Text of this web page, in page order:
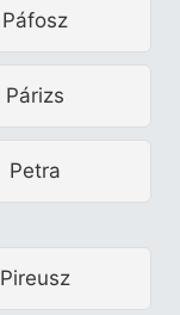
Páfosz
Párizs
Petra
Pireusz